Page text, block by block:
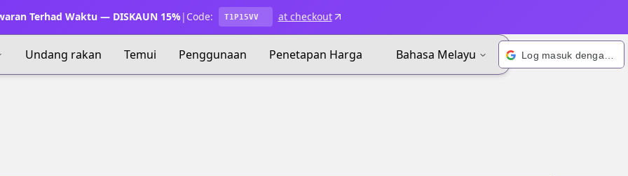
Terhad Waktu — DISKAUN 15%| Code: T1P15VV at checkout
Undang rakan Temui Penggunaan Penetapan Harga Bahasa Melayu